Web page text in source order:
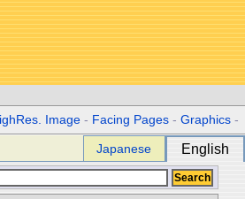
Image - Facing Pages -Graphics -
Japanese English